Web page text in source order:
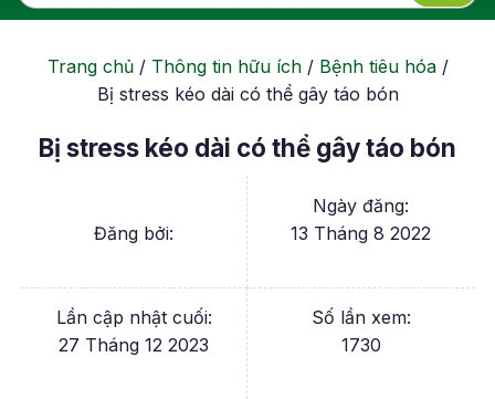
Trang chủ/ Thông tin hữu ích/ Bệnh tiêu hóa/
Bị stress kéo dài có thể gây táo bón
Bị stress kéo dài có thể gây táo bón
Đăng bởi:
Ngày đăng:
13 Tháng 8 2022
Lần cập nhật cuối:
27 Tháng 12 2023
Số lần xem:
1730